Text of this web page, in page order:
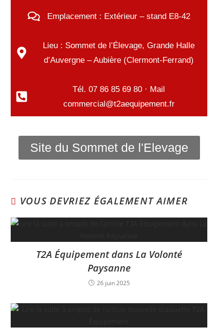
Emplacement : Extérieur – stand E8-42
Lieu : Sommet de l’Élevage, Grande Halle
d’Auvergne – Aubière (Clermont-Ferrand)
Tél. 07 86 85 69 80 · Mail
commercial@t2aequipement.fr
Site du Sommet de l'Elevage
VOUS DEVRIEZ ÉGALEMENT AIMER
T2A Équipement dans La Volonté
Paysanne
26 juin 2025